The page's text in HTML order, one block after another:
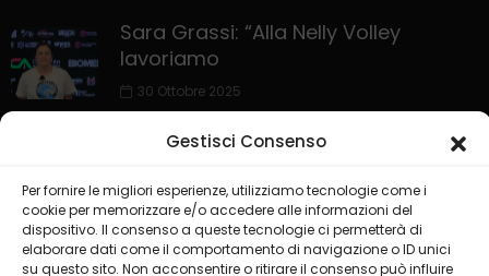
Gestisci Consenso
Per fornire le migliori esperienze, utilizziamo tecnologie come i
cookie per memorizzare e/o accedere alle informazioni del
dispositivo. Il consenso a queste tecnologie ci permetterà di
elaborare dati come il comportamento di navigazione o ID unici
su questo sito. Non acconsentire o ritirare il consenso può influire
Sara Grassi: “Alla Nelly Volley
lavoriamo
30 Ottobre 2025